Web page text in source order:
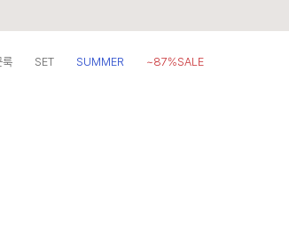
룩 SET SUMMER
~87%SALE